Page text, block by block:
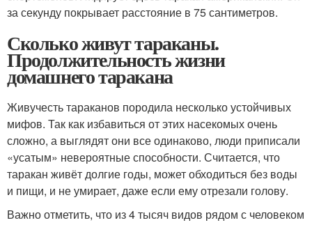
за секунду покрывает расстояние в 75 сантиметров.
Сколько живут тараканы.
Продолжительность жизни
домашнего таракана
Живучесть тараканов породила несколько устойчивых
мифов. Так как избавиться от этих насекомых очень
сложно, а выглядят они все одинаково, люди приписали
«усатым» невероятные способности. Считается, что
таракан живёт долгие годы, может обходиться без воды
и пищи, и не умирает, даже если ему отрезали голову.
Важно отметить, что из 4 тысяч видов рядом с человеком